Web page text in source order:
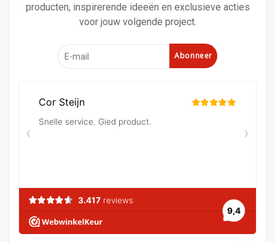
producten, inspirerende ideeën en exclusieve acties
voor jouw volgende project.
Abonneer